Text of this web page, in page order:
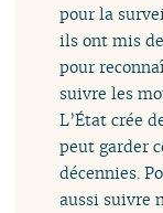
pour la
ils ont mis
pour
suivre les
L’État crée
peut garder
décennies.
aussi suivre